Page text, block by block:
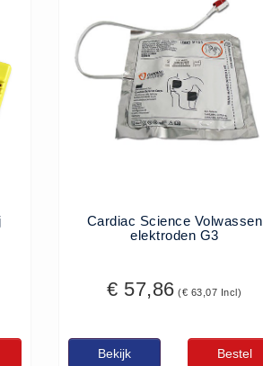
Cardiac Science Volwassen
elektroden G3
€ 57,86 (€ 63,07 Incl)
Bekijk Bestel